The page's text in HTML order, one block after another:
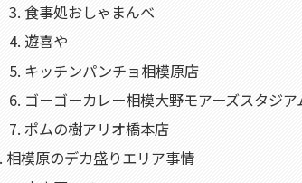
食事処おしゃまんべ
遊喜や
キッチンパンチョ相模原店
ゴーゴーカレー相模大野モアーズスタジア
ポムの樹アリオ橋本店
相模原のデカ盛りエリア事情